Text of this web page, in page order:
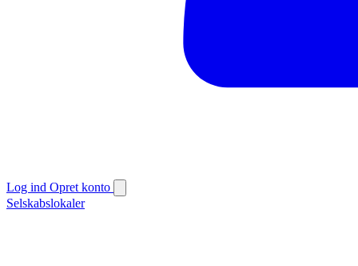
Log ind Opret konto
Selskabslokaler